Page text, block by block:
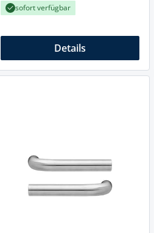
Meißel
Nietwerkzeug
Pumpen
Stanzwerkzeuge &
sofort verfügbar
Details